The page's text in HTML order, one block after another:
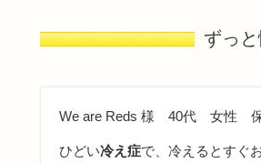
ずっ
We are Reds 様 40代 女性
ひどい冷え症で、冷えるとすぐ